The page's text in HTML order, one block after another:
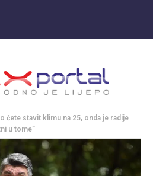
ćete stavit klimu na 25, onda je radije
u tome”